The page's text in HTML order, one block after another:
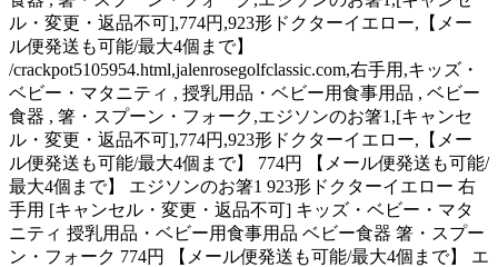
ル・変更・返品不可],774円,923形ドクターイエロー,【メー
ル便発送も可能/最大4個まで】
/crackpot5105954.html,jalenrosegolfclassic.com,右手用,キッズ・
ベビー・マタニティ , 授乳用品・ベビー用食事用品 , ベビー
食器 , 箸・スプーン・フォーク,エジソンのお箸1,[キャンセ
ル・変更・返品不可],774円,923形ドクターイエロー,【メー
ル便発送も可能/最大4個まで】 774円 【メール便発送も可能/
最大4個まで】 エジソンのお箸1 923形ドクターイエロー 右
手用 [キャンセル・変更・返品不可] キッズ・ベビー・マタ
ニティ 授乳用品・ベビー用食事用品 ベビー食器 箸・スプー
ン・フォーク 774円 【メール便発送も可能/最大4個まで】 エ